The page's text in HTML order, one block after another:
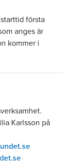
första
anges är
kommer i
Karlsson på